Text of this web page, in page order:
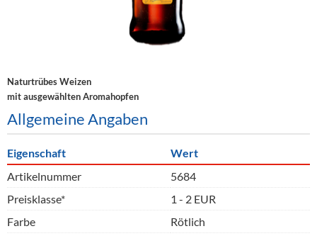
Naturtrübes Weizen
mit ausgewählten Aromahopfen
Allgemeine Angaben
Eigenschaft
Wert
Artikelnummer
5684
Preisklasse*
1 - 2 EUR
Farbe
Rötlich